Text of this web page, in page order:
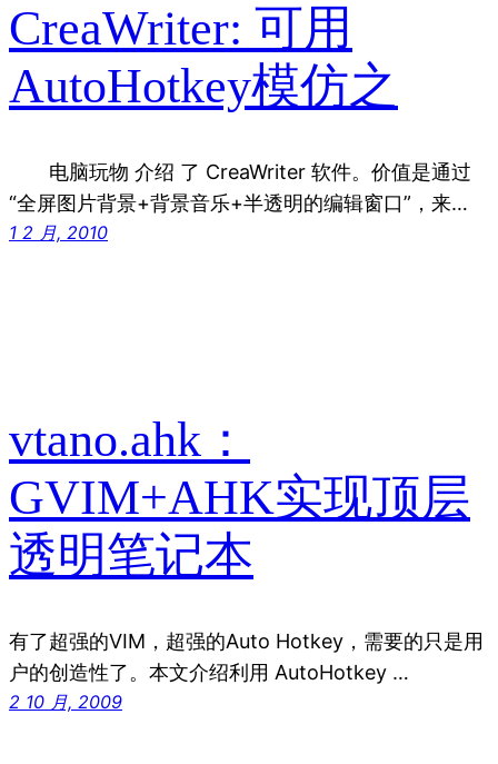
CreaWriter: 可用
AutoHotkey模仿之
电脑玩物 介绍 了 CreaWriter 软件。价值是通过
“全屏图片背景+背景音乐+半透明的编辑窗口”，来…
1 2 月, 2010
vtano.ahk：
GVIM+AHK实现顶层
透明笔记本
有了超强的VIM，超强的Auto Hotkey，需要的只是用
户的创造性了。本文介绍利用 AutoHotkey …
2 10 月, 2009